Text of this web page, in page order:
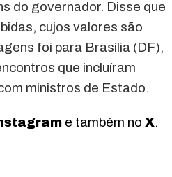
do governador. Disse que
cujos valores são
foi para Brasília (DF),
que incluíram
ministros de Estado.
e também no X.